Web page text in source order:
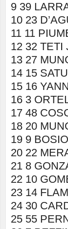
9 39
10 23
11 11
12 32 TETI
13 27
14 15
15 16
16 3
17 48
18 20
19 9
20 22
21 8
22 10
23 14
24 30
25 55